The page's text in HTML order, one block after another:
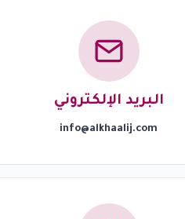
البريد الإلكتروني
info@alkhaalij.com